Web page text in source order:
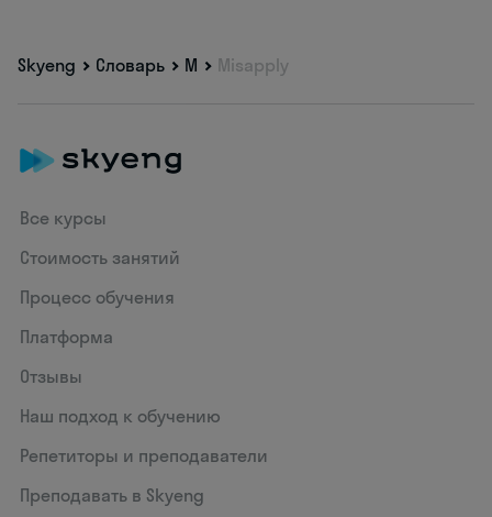
Skyeng Словарь M Misapply
Все курсы
Стоимость занятий
Процесс обучения
Платформа
Отзывы
Наш подход к обучению
Репетиторы и преподаватели
Преподавать в Skyeng